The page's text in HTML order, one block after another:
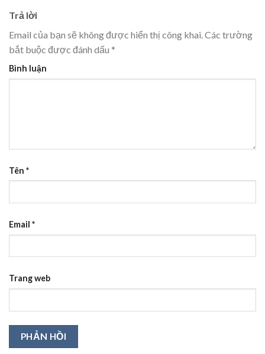
Trả lời
Email của bạn sẽ không được hiển thị công khai.Các trường
bắt buộc được đánh dấu *
Bình luận
Tên *
Email *
Trang web